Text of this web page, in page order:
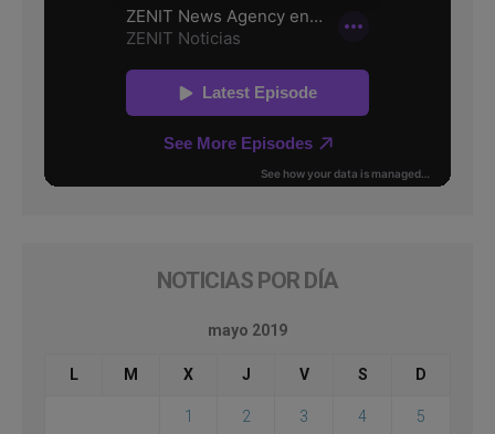
NOTICIAS POR DÍA
mayo 2019
L M X J V S D
1 2 3 4 5